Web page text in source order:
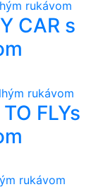
CAR s
FLYs